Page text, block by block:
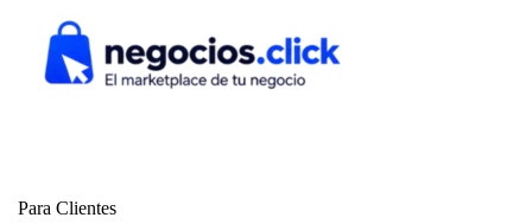
Para Clientes